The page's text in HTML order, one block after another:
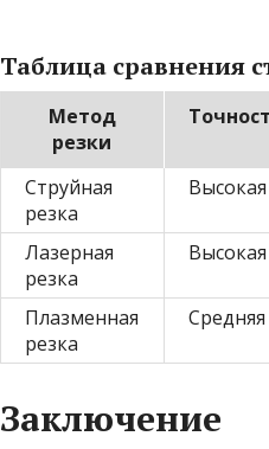
Таблица сравнения
Метод
резки
Струйная
резка
Высокая
Лазерная
резка
Высокая
Плазменная
резка
Средняя
Заключение